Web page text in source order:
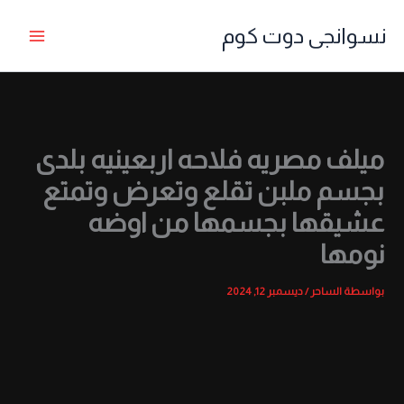
نسوانجى دوت كوم
ميلف مصريه فلاحه اربعينيه بلدى
بجسم ملبن تقلع وتعرض وتمتع
عشيقها بجسمها من اوضه
نومها
بواسطة الساحر/ديسمبر 12, 2024